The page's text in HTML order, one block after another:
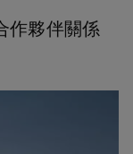
作夥伴關係